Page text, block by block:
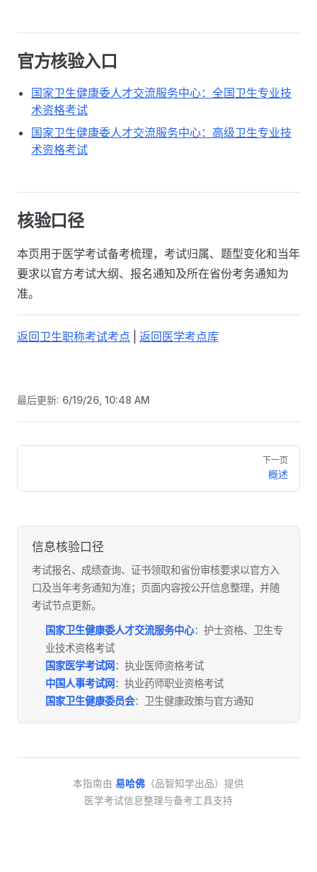
官方核验入口
国家卫生健康委人才交流服务中心：全国卫生专业技
术资格考试
国家卫生健康委人才交流服务中心：高级卫生专业技
术资格考试
核验口径
本页用于医学考试备考梳理，考试归属、题型变化和当年
要求以官方考试大纲、报名通知及所在省份考务通知为
准。
返回卫生职称考试考点 返回医学考点库
最后更新: 6/19/26, 10:48 AM
Pager
下一页
概述
信息核验口径
考试报名、成绩查询、证书领取和省份审核要求以官方入
口及当年考务通知为准；页面内容按公开信息整理，并随
考试节点更新。
国家卫生健康委人才交流服务中心：护士资格、卫生专
业技术资格考试
国家医学考试网 ：执业医师资格考试
中国人事考试网 ：执业药师职业资格考试
国家卫生健康委员会：卫生健康政策与官方通知
本指南由 易哈佛 （品智知学出品）提供
医学考试信息整理与备考工具支持